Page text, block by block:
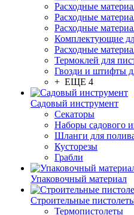
Расходные
Расходные
Расходные
Комплектующие
Расходные
Термоклей для
Гвозди и штифты
+ ЕЩЕ 4
Садовый инструмент
Секаторы
Наборы садового
Шланги для
Кусторезы
Грабли
Упаковочный материал
Строительные
Термопистолеты